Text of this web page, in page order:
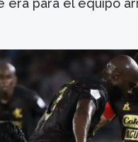
para el equipo